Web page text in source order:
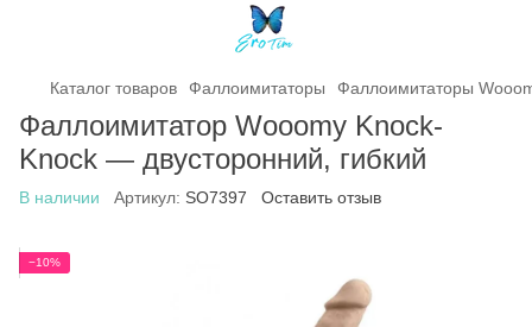
Каталог товаров Фаллоимитаторы Фаллоимитаторы
Фаллоимитатор Wooomy Knock-
Knock — двусторонний, гибкий
В наличии Артикул: SO7397 Оставить отзыв
−10%